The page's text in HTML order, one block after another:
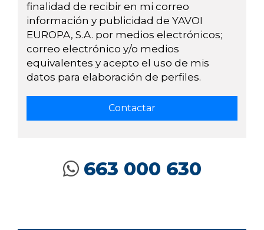
finalidad de recibir en mi correo
información y publicidad de YAVOI
EUROPA, S.A. por medios electrónicos;
correo electrónico y/o medios
equivalentes y acepto el uso de mis
datos para elaboración de perfiles.
663 000 630